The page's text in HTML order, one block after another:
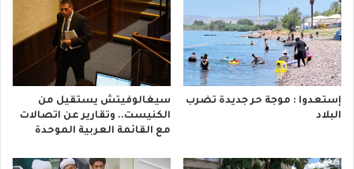
إستعدوا : موجة حر جديدة تضرب
البلاد
سيغالوفيتش يستقيل من
الكنيست.. وتقارير عن اتصالات
مع القائمة العربية الموحدة